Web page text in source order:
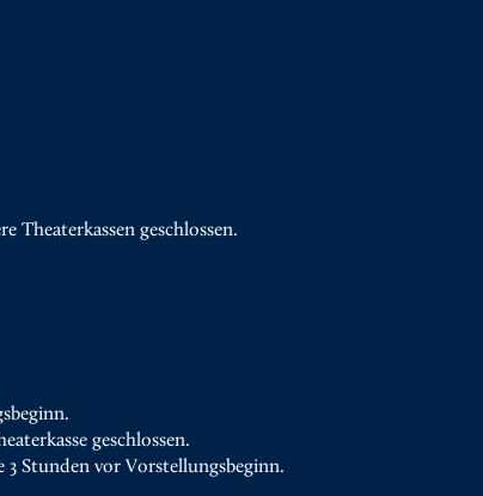
Theaterkassen geschlossen.
geschlossen.
3 Stunden vor Vorstellungsbeginn.